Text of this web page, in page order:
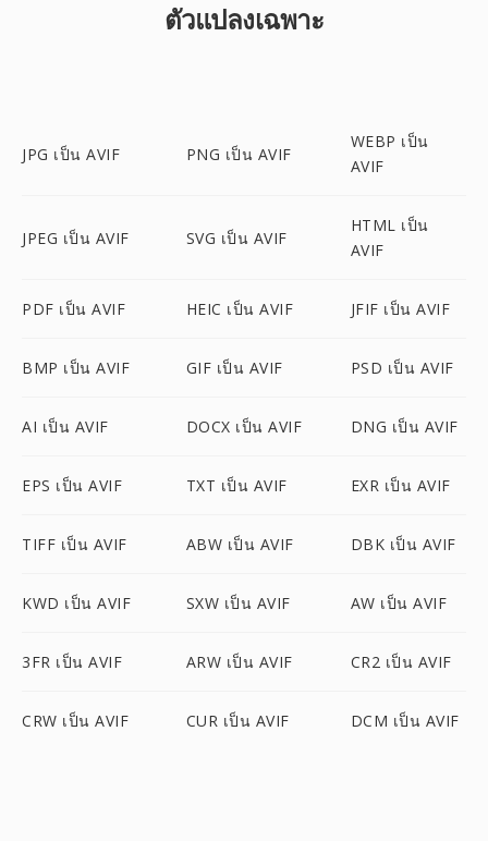
ตัวแปลงเฉพาะ
JPG เป็น AVIF PNG เป็น AVIF
WEBP เป็น
AVIF
JPEG เป็น AVIF SVG เป็น AVIF
HTML เป็น
AVIF
PDF เป็น AVIF HEIC เป็น AVIF JFIF เป็น AVIF
BMP เป็น AVIF GIF เป็น AVIF PSD เป็น AVIF
AI เป็น AVIF DOCX เป็น AVIF DNG เป็น AVIF
EPS เป็น AVIF TXT เป็น AVIF EXR เป็น AVIF
TIFF เป็น AVIF ABW เป็น AVIF DBK เป็น AVIF
KWD เป็น AVIF SXW เป็น AVIF AW เป็น AVIF
3FR เป็น AVIF ARW เป็น AVIF CR2 เป็น AVIF
CRW เป็น AVIF CUR เป็น AVIF DCM เป็น AVIF